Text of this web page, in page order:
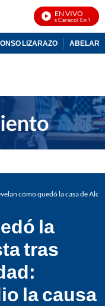
EN VIVO
Noticias Caracol En Vivo
LIZARAZO
cómo quedó la casa de
la
tras
la causa